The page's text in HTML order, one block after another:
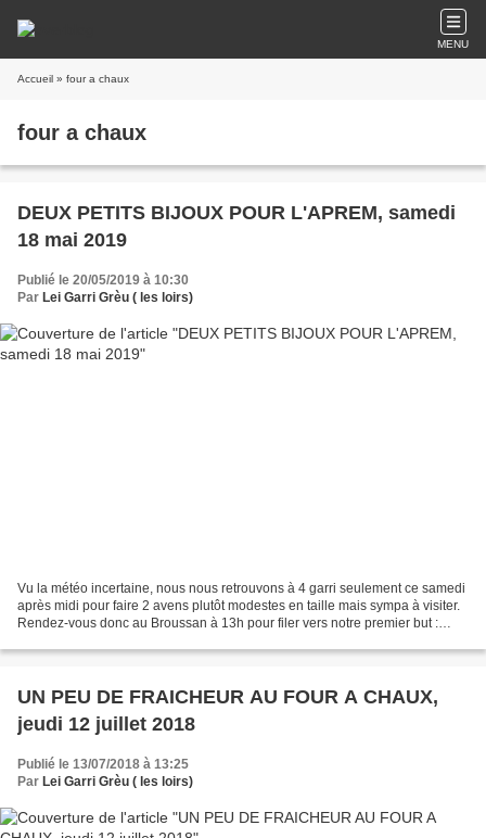
MENU
Accueil » four a chaux
four a chaux
DEUX PETITS BIJOUX POUR L'APREM, samedi
18 mai 2019
Publié le 20/05/2019 à 10:30
Par Lei Garri Grèu ( les loirs)
Vu la météo incertaine, nous nous retrouvons à 4 garri seulement ce samedi
après midi pour faire 2 avens plutôt modestes en taille mais sympa à visiter.
Rendez-vous donc au Broussan à 13h pour filer vers notre premier but :
UN PEU DE FRAICHEUR AU FOUR A CHAUX,
jeudi 12 juillet 2018
Publié le 13/07/2018 à 13:25
Par Lei Garri Grèu ( les loirs)